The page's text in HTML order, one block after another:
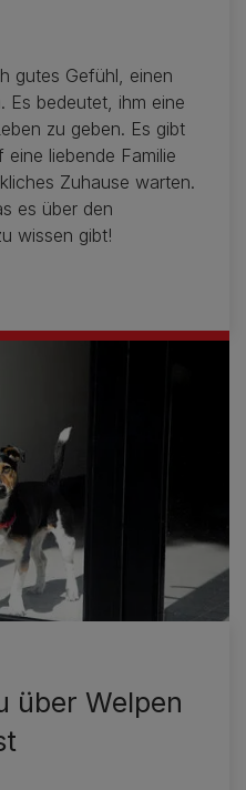
gutes Gefühl, einen
Es bedeutet, ihm eine
zu geben. Es gibt
liebende Familie
Zuhause warten.
es über den
wissen gibt!
über Welpen